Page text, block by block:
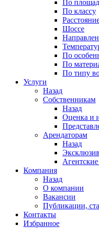
По
По классу
Шоссе
По
По
По типу
Услуги
Назад
Собственникам
Назад
Оценка и
Арендаторам
Назад
Компания
Назад
О компании
Вакансии
Публикации,
Контакты
Избранное